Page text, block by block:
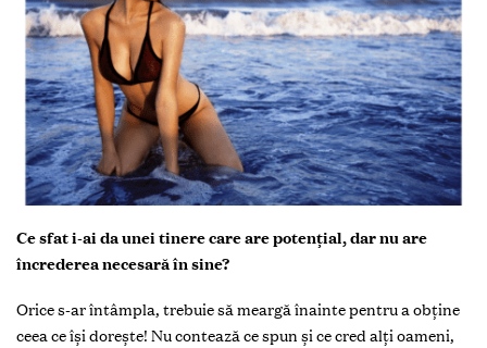
Ce sfat i-ai da unei tinere care are potențial, dar nu are
încrederea necesară în sine?
Orice s-ar întâmpla, trebuie să meargă înainte pentru a obține
ceea ce își dorește! Nu contează ce spun și ce cred alți oameni,